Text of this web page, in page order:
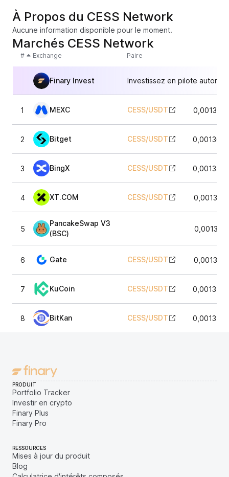
À Propos du CESS Network
Aucune information disponible pour le moment.
Marchés CESS Network
# Exchange Paire
Finary Invest Investissez en pilote
1 MEXC CESS/USDT
2 Bitget CESS/USDT
3 BingX CESS/USDT
4 XT.COM CESS/USDT
5
PancakeSwap V3
(BSC)
6 Gate CESS/USDT
7 KuCoin CESS/USDT
8 BitKan CESS/USDT
PRODUIT
Portfolio Tracker
Investir en crypto
Finary Plus
Finary Pro
RESSOURCES
Mises à jour du produit
Blog